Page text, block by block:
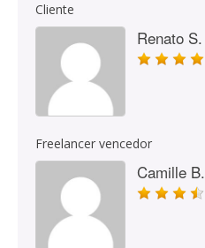
Cliente
Renato S.
Freelancer vencedor
Camille B.